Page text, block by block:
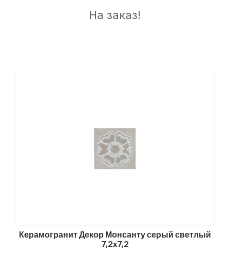
На заказ!
Керамогранит Декор Монсанту серый светлый
7,2x7,2